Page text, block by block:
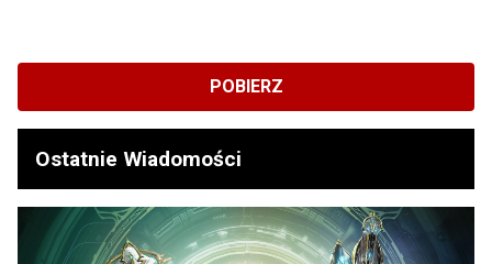
POBIERZ
Ostatnie Wiadomości